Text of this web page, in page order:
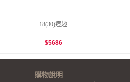
18(30)痘趣
$5686
購物說明